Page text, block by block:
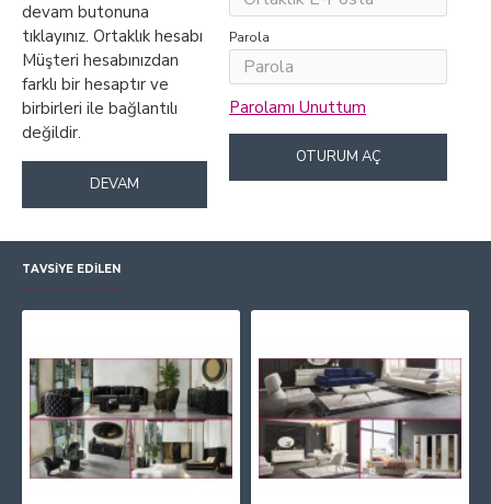
devam butonuna
tıklayınız. Ortaklık hesabı
Müşteri hesabınızdan
farklı bir hesaptır ve
birbirleri ile bağlantılı
değildir.
DEVAM
Parola
Parolamı Unuttum
OTURUM AÇ
TAVSIYE EDILEN